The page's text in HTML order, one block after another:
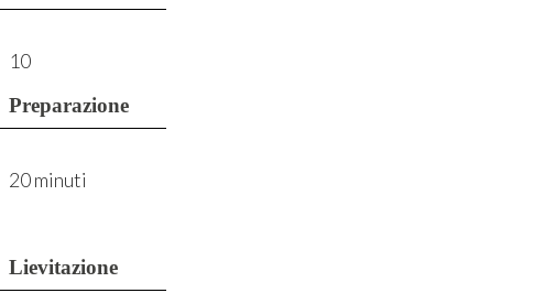
10
Preparazione
20 minuti
Lievitazione